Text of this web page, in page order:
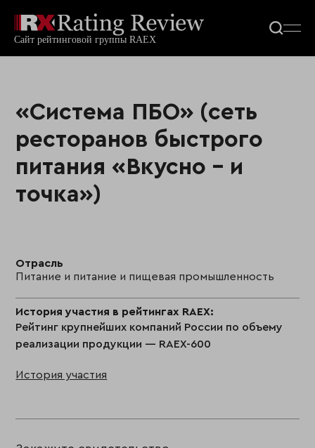
«Система ПБО» (сеть
ресторанов быстрого
питания «Вкусно – и
точка»)
Отрасль
Питание и питание и пищевая промышленность
История участия в рейтингах RAEX:
Рейтинг крупнейших компаний России по объему
реализации продукции — RAEX-600
История участия